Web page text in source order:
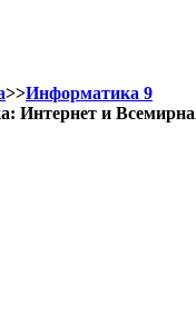
>>Информатика 9
Интернет и